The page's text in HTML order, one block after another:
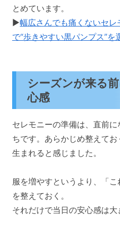
とめています。
▶️幅広さんでも痛くないセ
で“歩きやすい黒パンプス”を
シーズンが来る
心感
セレモニーの準備は、直前
ちです。あらかじめ整えて
生まれると感じました。
服を増やすというより、「
を整えておく。
それだけで当日の安心感は大